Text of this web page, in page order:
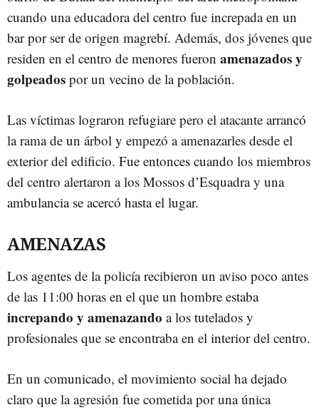
cuando una educadora del centro fue increpada en un
bar por ser de origen magrebí. Además, dos jóvenes que
residen en el centro de menores fueron amenazados y
golpeados por un vecino de la población.
Las víctimas lograron refugiare pero el atacante arrancó
la rama de un árbol y empezó a amenazarles desde el
exterior del edificio. Fue entonces cuando los miembros
del centro alertaron a los Mossos d’Esquadra y una
ambulancia se acercó hasta el lugar.
AMENAZAS
Los agentes de la policía recibieron un aviso poco antes
de las 11:00 horas en el que un hombre estaba
increpando y amenazando a los tutelados y
profesionales que se encontraba en el interior del centro.
En un comunicado, el movimiento social ha dejado
claro que la agresión fue cometida por una única